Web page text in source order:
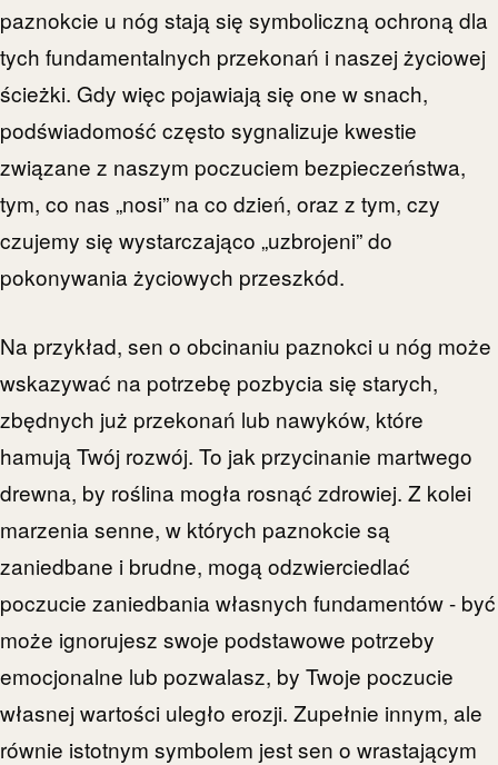
paznokcie u nóg stają się symboliczną ochroną dla
tych fundamentalnych przekonań i naszej życiowej
ścieżki. Gdy więc pojawiają się one w snach,
podświadomość często sygnalizuje kwestie
związane z naszym poczuciem bezpieczeństwa,
tym, co nas „nosi” na co dzień, oraz z tym, czy
czujemy się wystarczająco „uzbrojeni” do
pokonywania życiowych przeszkód.
Na przykład, sen o obcinaniu paznokci u nóg może
wskazywać na potrzebę pozbycia się starych,
zbędnych już przekonań lub nawyków, które
hamują Twój rozwój. To jak przycinanie martwego
drewna, by roślina mogła rosnąć zdrowiej. Z kolei
marzenia senne, w których paznokcie są
zaniedbane i brudne, mogą odzwierciedlać
poczucie zaniedbania własnych fundamentów - być
może ignorujesz swoje podstawowe potrzeby
emocjonalne lub pozwalasz, by Twoje poczucie
własnej wartości uległo erozji. Zupełnie innym, ale
równie istotnym symbolem jest sen o wrastającym